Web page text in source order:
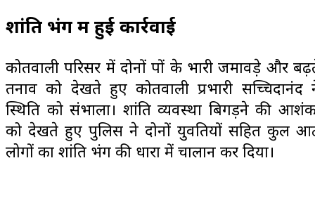
शांति भंग में हुई कार्रवाई
कोतवाली परिसर में दोनों पक्षों के भारी जमावड़े और
तनाव को देखते हुए कोतवाली प्रभारी सच्चिदानंद
स्थिति को संभाला। शांति व्यवस्था बिगड़ने की
को देखते हुए पुलिस ने दोनों युवतियों सहित कुल
लोगों का शांति भंग की धारा में चालान कर दिया।